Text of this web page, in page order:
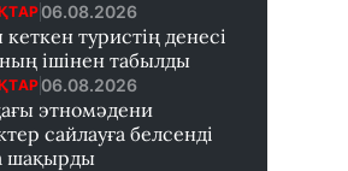
06.08.2026
туристің денесі
ішінен табылды
06.08.2026
этномәдени
сайлауға белсенді
шақырды